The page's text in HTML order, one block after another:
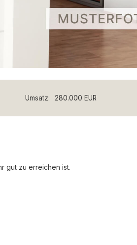
Umsatz: 280.000 EUR
gut zu erreichen ist.